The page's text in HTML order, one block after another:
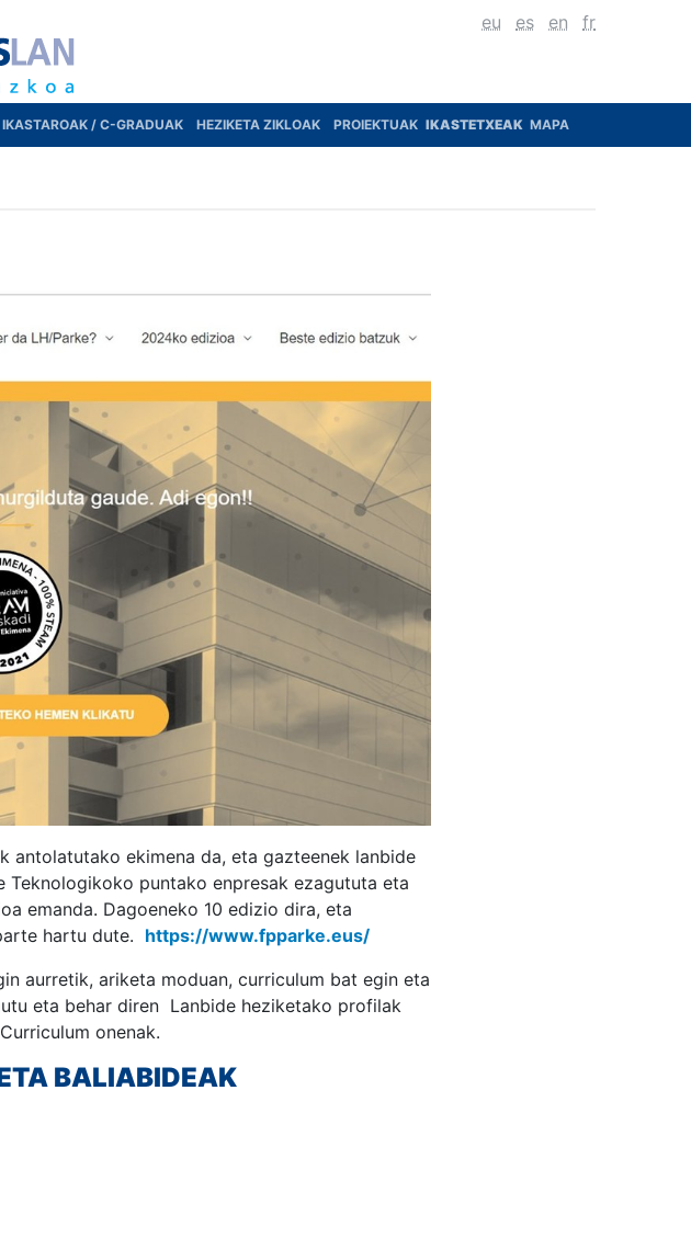
eu es en fr
IKASTAROAK / C-GRADUAK HEZIKETA ZIKLOAK PROIEKTUAK IKASTETXEAK MAPA
antolatutako ekimena da, eta gazteenek lanbide
Teknologikoko puntako enpresak ezagututa eta
emanda. Dagoeneko 10 edizio dira, eta
hartu dute. https://www.fpparke.eus/
aurretik, ariketa moduan, curriculum bat egin eta
eta behar diren Lanbide heziketako profilak
onenak.
BALIABIDEAK